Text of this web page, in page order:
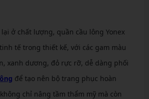
ở chất lượng, quần cầu lông Yonex
tế trong thiết kế, với các gam màu
xanh dương, đỏ rực rỡ, dễ dàng phối
để tạo nên bộ trang phục hoàn
chỉ nâng tầm thẩm mỹ mà còn